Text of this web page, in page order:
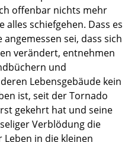
offenbar nichts mehr
schiefgehen. Dass es
sei, dass sich
verändert, entnehmen
und
Lebensgebäude kein
ist, seit der Tornado
gekehrt hat und seine
Verblödung die
in die kleinen